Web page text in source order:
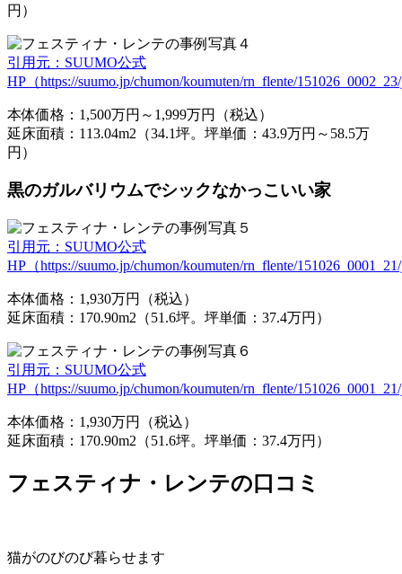
円）
引用元：SUUMO公式
HP（https://suumo.jp/chumon/koumuten/rn_flente/
本体価格：1,500万円～1,999万円（税込）
延床面積：113.04m2（34.1坪。坪単価：43.9万円～58.5万
円）
黒のガルバリウムでシックなかっこいい家
引用元：SUUMO公式
HP（https://suumo.jp/chumon/koumuten/rn_flente/
本体価格：1,930万円（税込）
延床面積：170.90m2（51.6坪。坪単価：37.4万円）
引用元：SUUMO公式
HP（https://suumo.jp/chumon/koumuten/rn_flente/
本体価格：1,930万円（税込）
延床面積：170.90m2（51.6坪。坪単価：37.4万円）
フェスティナ・レンテの口コミ
猫がのびのび暮らせます